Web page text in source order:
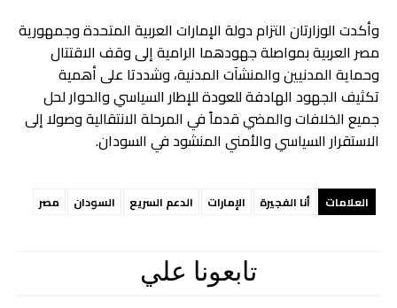
وأكدت الوزارتان التزام دولة الإمارات العربية المتحدة وجمهورية
مصر العربية بمواصلة جهودهما الرامية إلى وقف الاقتتال
وحماية المدنيين والمنشآت المدنية، وشددتا على أهمية
تكثيف الجهود الهادفة للعودة للإطار السياسي والحوار لحل
جميع الخلافات والمضي قدماً في المرحلة الانتقالية وصولا إلى
الاستقرار السياسي والأمني المنشود في السودان.
العلامات أنا الفجيرة الإمارات الدعم السريع السودان مصر
تابعونا علي